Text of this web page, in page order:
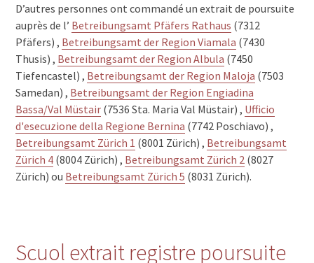
D’autres personnes ont commandé un extrait de poursuite
auprès de l’ Betreibungsamt Pfäfers Rathaus (7312
Pfäfers) , Betreibungsamt der Region Viamala (7430
Thusis) , Betreibungsamt der Region Albula (7450
Tiefencastel) , Betreibungsamt der Region Maloja (7503
Samedan) , Betreibungsamt der Region Engiadina
Bassa/Val Müstair (7536 Sta. Maria Val Müstair) , Ufficio
d'esecuzione della Regione Bernina (7742 Poschiavo) ,
Betreibungsamt Zürich 1 (8001 Zürich) , Betreibungsamt
Zürich 4 (8004 Zürich) , Betreibungsamt Zürich 2 (8027
Zürich) ou Betreibungsamt Zürich 5 (8031 Zürich).
Scuol extrait registre poursuite